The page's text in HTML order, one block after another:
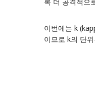
이번에는 k
이므로 k의 단